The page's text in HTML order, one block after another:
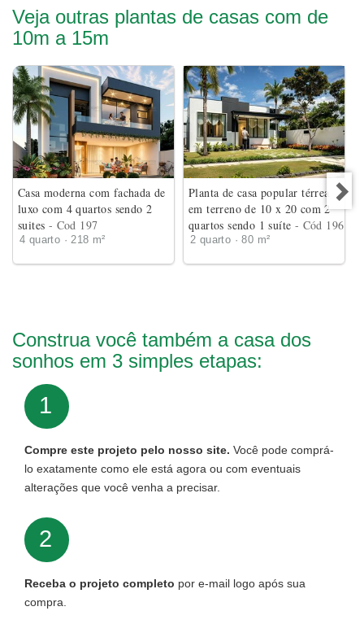
Veja outras plantas de casas com de
10m a 15m
Casa moderna com fachada de
luxo com 4 quartos sendo 2
suites - Cod 197
4 quarto · 218 m²
Planta de casa popular térrea
em terreno de 10 x 20 com 2
quartos sendo 1 suíte - Cód 196
2 quarto · 80 m²
Construa você também a casa dos
sonhos em 3 simples etapas:
1
Compre este projeto pelo nosso site. Você pode comprá-
lo exatamente como ele está agora ou com eventuais
alterações que você venha a precisar.
2
Receba o projeto completo por e-mail logo após sua
compra.